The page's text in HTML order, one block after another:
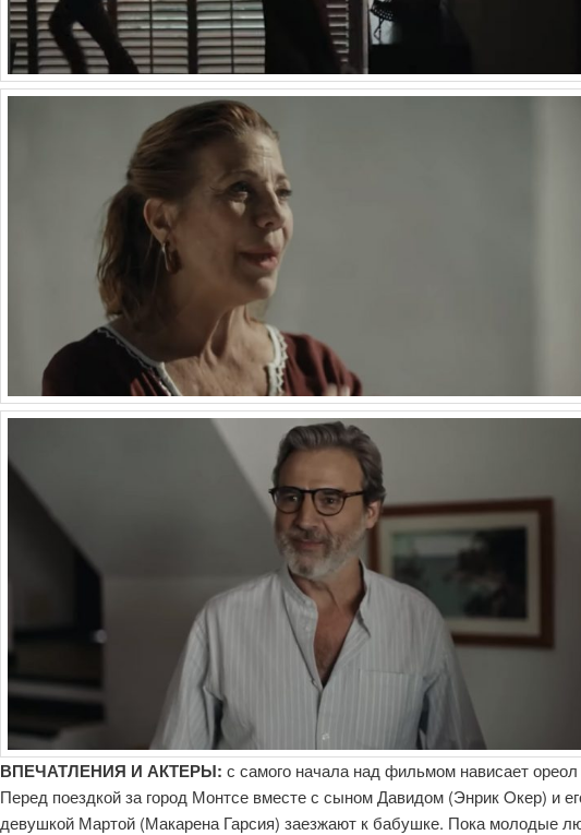
ВПЕЧАТЛЕНИЯ И АКТЕРЫ: с самого начала над фильмом нависает
Перед поездкой за город Монтсе вместе с сыном Давидом (Энрик Oкер) и
девушкой Мартой (Макарена Гарсия) заезжают к бабушке. Пока молодые